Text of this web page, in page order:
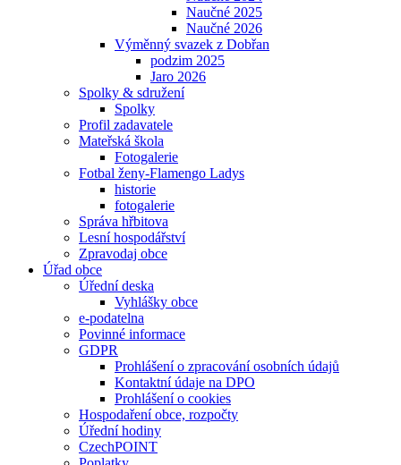
Naučné 2025
Naučné 2026
Výměnný svazek z Dobřan
podzim 2025
Jaro 2026
Spolky & sdružení
Spolky
Profil zadavatele
Mateřská škola
Fotogalerie
Fotbal ženy-Flamengo Ladys
historie
fotogalerie
Správa hřbitova
Lesní hospodářství
Zpravodaj obce
Úřad obce
Úřední deska
Vyhlášky obce
e-podatelna
Povinné informace
GDPR
Prohlášení o zpracování osobních údajů
Kontaktní údaje na DPO
Prohlášení o cookies
Hospodaření obce, rozpočty
Úřední hodiny
CzechPOINT